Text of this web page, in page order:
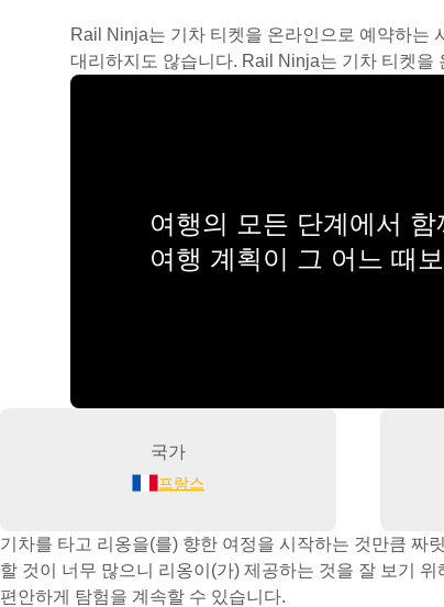
Rail Ninja는 기차 티켓을 온라인으로 예약하는
대리하지도 않습니다. Rail Ninja는 기차 티켓을
여행의 모든 단계에서
여행 계획이 그 어느 때
국가
프랑스
기차를 타고 리옹을(를) 향한 여정을 시작하는 것만큼 짜
할 것이 너무 많으니 리옹이(가) 제공하는 것을 잘 보기
편안하게 탐험을 계속할 수 있습니다.